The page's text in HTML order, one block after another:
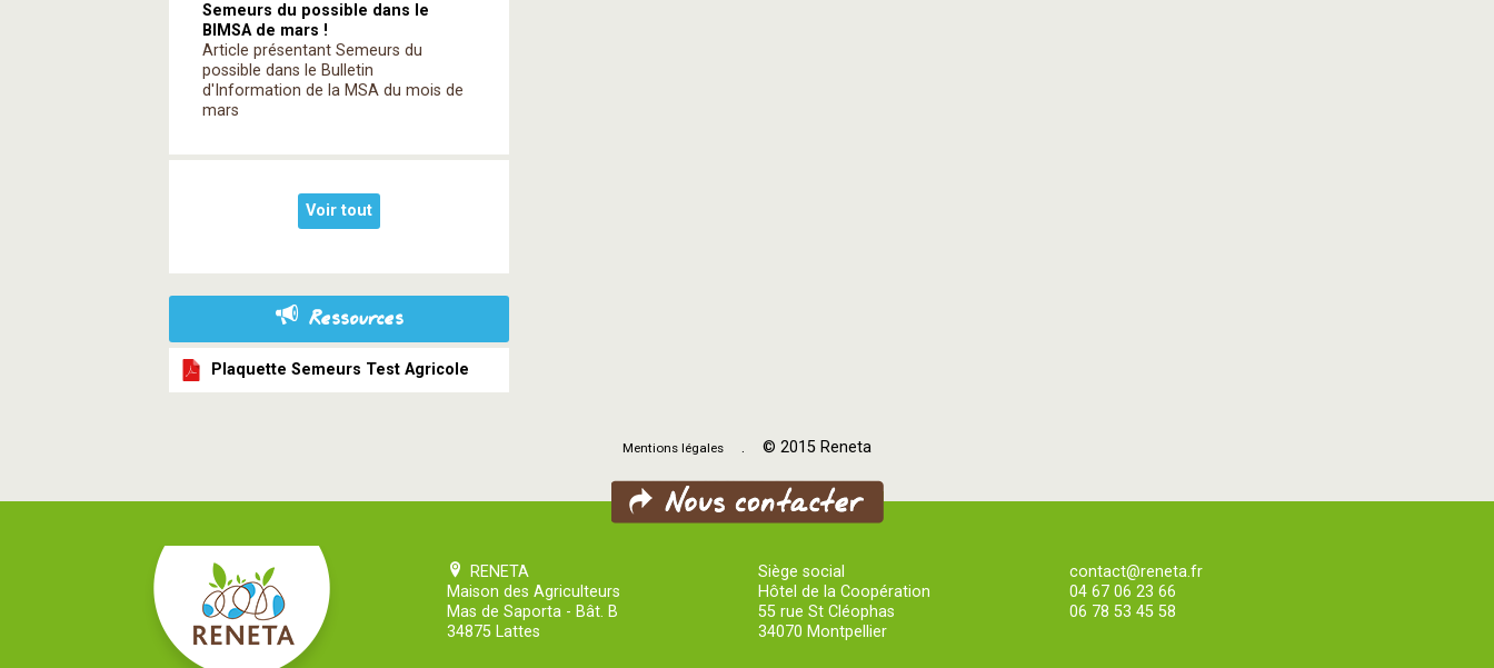
Semeurs du possible dans le
BIMSA de mars !
Article présentant Semeurs du
possible dans le Bulletin
d'Information de la MSA du mois de
mars
Voir tout
Ressources
Plaquette Semeurs Test Agricole
Mentions légales . © 2015 Reneta
RENETA
Maison des Agriculteurs
Mas de Saporta - Bât. B
34875 Lattes
Siège social
Hôtel de la Coopération
55 rue St Cléophas
34070 Montpellier
contact@reneta.fr
04 67 06 23 66
06 78 53 45 58